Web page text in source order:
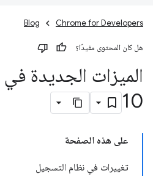
Chrome for Developers
Blog
هل كان المحتوى مفيدًا؟
10
على هذه الصفحة
تغييرات في نظام التسجيل